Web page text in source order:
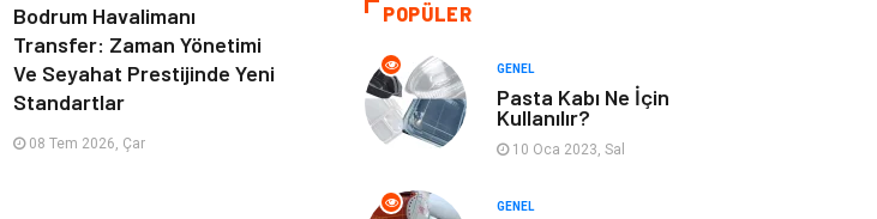
Bodrum Havalimanı
Transfer: Zaman Yönetimi
Ve Seyahat Prestijinde Yeni
Standartlar
08 Tem 2026, Çar
Finans & Ekonomi
Bilgisayar &
Yazılım
POPÜLER
GENEL
Pasta Kabı Ne İçin
Kullanılır?
10 Oca 2023, Sal
GENEL